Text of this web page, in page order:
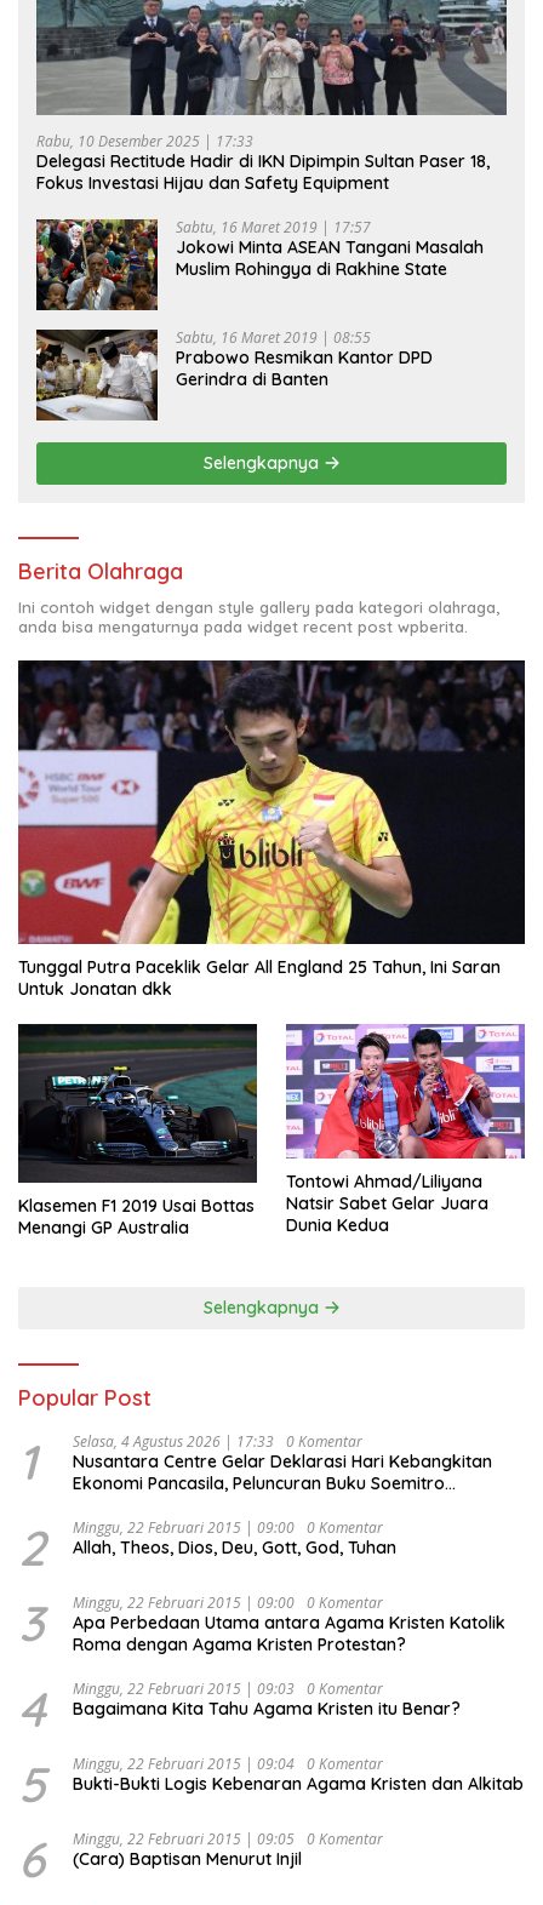
Rabu, 10 Desember 2025 | 17:33
Delegasi Rectitude Hadir di IKN Dipimpin Sultan Paser 18,
Fokus Investasi Hijau dan Safety Equipment
Sabtu, 16 Maret 2019 | 17:57
Jokowi Minta ASEAN Tangani Masalah
Muslim Rohingya di Rakhine State
Sabtu, 16 Maret 2019 | 08:55
Prabowo Resmikan Kantor DPD
Gerindra di Banten
Selengkapnya
Berita Olahraga
Ini contoh widget dengan style gallery pada kategori olahraga,
anda bisa mengaturnya pada widget recent post wpberita.
Tunggal Putra Paceklik Gelar All England 25 Tahun, Ini Saran
Untuk Jonatan dkk
Klasemen F1 2019 Usai Bottas
Menangi GP Australia
Tontowi Ahmad/Liliyana
Natsir Sabet Gelar Juara
Dunia Kedua
Selengkapnya
Popular Post
1 Selasa, 4 Agustus 2026 | 17:33 0 Komentar
Nusantara Centre Gelar Deklarasi Hari Kebangkitan
Ekonomi Pancasila, Peluncuran Buku Soemitro
Ekonomi Politik Indonesia) & Simposium Nasional
“Urgensi Undang-Undang Perekonomian Nasional dan
Indonesia Emas 2045”,
2 Minggu, 22 Februari 2015 | 09:00 0 Komentar
Allah, Theos, Dios, Deu, Gott, God, Tuhan
3 Minggu, 22 Februari 2015 | 09:00 0 Komentar
Apa Perbedaan Utama antara Agama Kristen Katolik
Roma dengan Agama Kristen Protestan?
4 Minggu, 22 Februari 2015 | 09:03 0 Komentar
Bagaimana Kita Tahu Agama Kristen itu Benar?
5 Minggu, 22 Februari 2015 | 09:04 0 Komentar
Bukti-Bukti Logis Kebenaran Agama Kristen dan Alkitab
6 Minggu, 22 Februari 2015 | 09:05 0 Komentar
(Cara) Baptisan Menurut Injil